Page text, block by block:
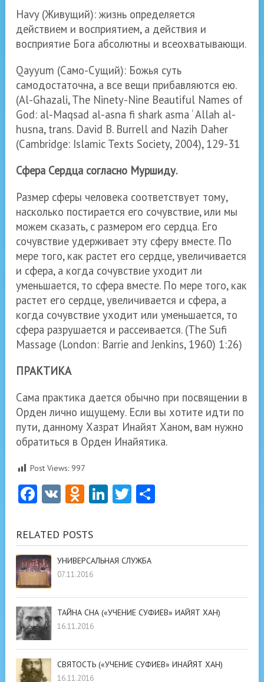
Havy (Живущий): жизнь определяется
действием и восприятием, а действия и
восприятие Бога абсолютны и всеохватывающи.
Qayyum (Само-Сущий): Божья суть
самодостаточна, а все вещи прибавляются ею.
(Al-Ghazali, The Ninety-Nine Beautiful Names of
God: al-Maqsad al-asna fi shark asma ‘Allah al-
husna, trans. David B. Burrell and Nazih Daher
(Cambridge: Islamic Texts Society, 2004), 129-31
Сфера Сердца согласно Муршиду.
Размер сферы человека соответствует тому,
насколько постирается его сочувствие, или мы
можем сказать, с размером его сердца. Его
сочувствие удерживает эту сферу вместе. По
мере того, как растет его сердце, увеличивается
и сфера, а когда сочувствие уходит ли
уменьшается, то сфера вместе. По мере того, как
растет его сердце, увеличивается и сфера, а
когда сочувствие уходит или уменьшается, то
сфера разрушается и рассеивается. (The Sufi
Massage (London: Barrie and Jenkins, 1960) 1:26)
ПРАКТИКА
Сама практика дается обычно при посвящении в
Орден лично ищущему. Если вы хотите идти по
пути, данному Хазрат Инайят Ханом, вам нужно
обратиться в Орден Инайятика.
Post Views: 997
Facebook
VK Odnoklassniki
LinkedIn
Twitter
RELATED POSTS
УНИВЕРСАЛЬНАЯ СЛУЖБА
07.11.2016
ТАЙНА СНА («УЧЕНИЕ СУФИЕВ» ИАЙЯТ ХАН)
16.11.2016
СВЯТОСТЬ («УЧЕНИЕ СУФИЕВ» ИНАЙЯТ ХАН)
16.11.2016